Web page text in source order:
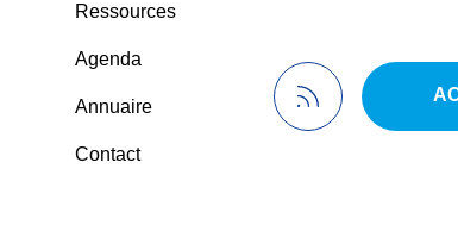
Ressources
Agenda
Annuaire
Contact